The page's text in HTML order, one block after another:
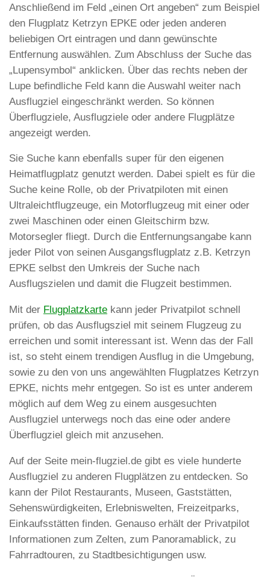
Anschließend im Feld „einen Ort angeben“ zum Beispiel
den Flugplatz Ketrzyn EPKE oder jeden anderen
beliebigen Ort eintragen und dann gewünschte
Entfernung auswählen. Zum Abschluss der Suche das
„Lupensymbol“ anklicken. Über das rechts neben der
Lupe befindliche Feld kann die Auswahl weiter nach
Ausflugziel eingeschränkt werden. So können
Überflugziele, Ausflugziele oder andere Flugplätze
angezeigt werden.
Sie Suche kann ebenfalls super für den eigenen
Heimatflugplatz genutzt werden. Dabei spielt es für die
Suche keine Rolle, ob der Privatpiloten mit einen
Ultraleichtflugzeuge, ein Motorflugzeug mit einer oder
zwei Maschinen oder einen Gleitschirm bzw.
Motorsegler fliegt. Durch die Entfernungsangabe kann
jeder Pilot von seinen Ausgangsflugplatz z.B. Ketrzyn
EPKE selbst den Umkreis der Suche nach
Ausflugszielen und damit die Flugzeit bestimmen.
Mit der Flugplatzkarte kann jeder Privatpilot schnell
prüfen, ob das Ausflugsziel mit seinem Flugzeug zu
erreichen und somit interessant ist. Wenn das der Fall
ist, so steht einem trendigen Ausflug in die Umgebung,
sowie zu den von uns angewählten Flugplatzes Ketrzyn
EPKE, nichts mehr entgegen. So ist es unter anderem
möglich auf dem Weg zu einem ausgesuchten
Ausflugziel unterwegs noch das eine oder andere
Überflugziel gleich mit anzusehen.
Auf der Seite mein-flugziel.de gibt es viele hunderte
Ausflugziel zu anderen Flugplätzen zu entdecken. So
kann der Pilot Restaurants, Museen, Gaststätten,
Sehenswürdigkeiten, Erlebniswelten, Freizeitparks,
Einkaufsstätten finden. Genauso erhält der Privatpilot
Informationen zum Zelten, zum Panoramablick, zu
Fahrradtouren, zu Stadtbesichtigungen usw.